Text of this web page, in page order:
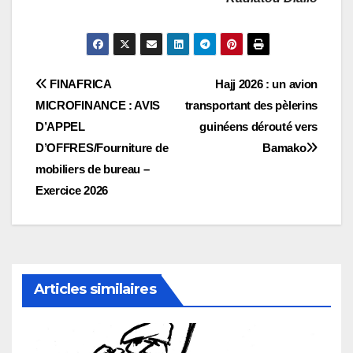
Navigation
de
l’article
Hajj 2026 : un avion
transportant des pèlerins
guinéens dérouté vers
Bamako
FINAFRICA
MICROFINANCE : AVIS
D’APPEL
D’OFFRES/Fourniture de
mobiliers de bureau –
Exercice 2026
Articles similaires